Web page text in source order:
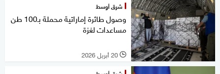
شرق أوسط
وصول طائرة إماراتية محملة بـ100 طن
مساعدات لغزة
l 20 أبريل 2026